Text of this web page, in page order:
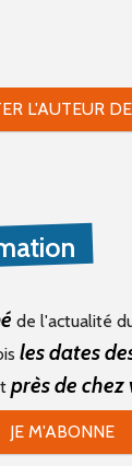
L'AUTEUR
de l'actualité
les dates
près de chez
JE M'ABONNE